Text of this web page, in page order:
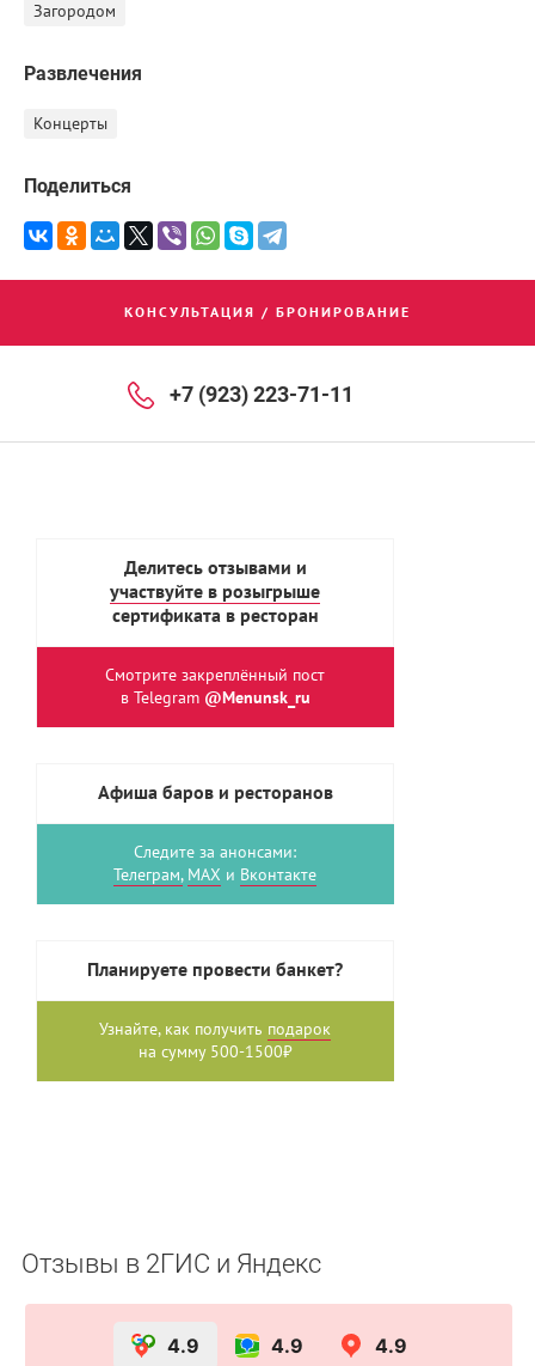
Загородом
Развлечения
Концерты
Поделиться
КОНСУЛЬТАЦИЯ / БРОНИРОВАНИЕ
+7 (923) 223-71-11
Делитесь отзывами и
участвуйте в розыгрыше
сертификата в ресторан
Смотрите закреплённый пост
в Telegram @Menunsk_ru
Афиша баров и ресторанов
Следите за анонсами:
Телеграм, MAX и Вконтакте
Планируете провести банкет?
Узнайте, как получить подарок
на сумму 500-1500₽
Отзывы в 2ГИС и Яндекс
4.9 4.9 4.9